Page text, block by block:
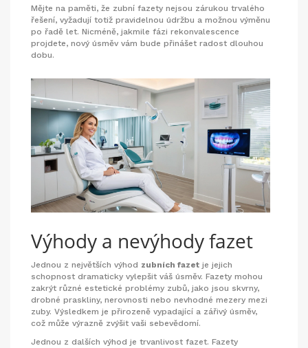
Mějte na paměti, že zubní fazety nejsou zárukou trvalého
řešení, vyžadují totiž pravidelnou údržbu a možnou výměnu
po řadě let. Nicméně, jakmile fázi rekonvalescence
projdete, nový úsměv vám bude přinášet radost dlouhou
dobu.
Výhody a nevýhody fazet
Jednou z největších výhod zubních fazet je jejich
schopnost dramaticky vylepšit váš úsměv. Fazety mohou
zakrýt různé estetické problémy zubů, jako jsou skvrny,
drobné praskliny, nerovnosti nebo nevhodné mezery mezi
zuby. Výsledkem je přirozeně vypadající a zářivý úsměv,
což může výrazně zvýšit vaši sebevědomí.
Jednou z dalších výhod je trvanlivost fazet. Fazety